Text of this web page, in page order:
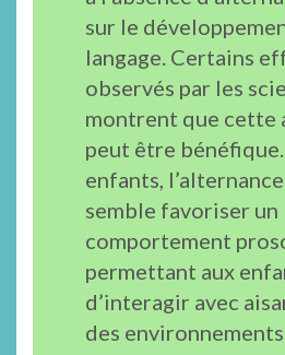
sur le
langage. Certains
observés par les
montrent que cette
peut être
enfants,
semble favoriser un
comportement
permettant aux
d’interagir avec
des environnements